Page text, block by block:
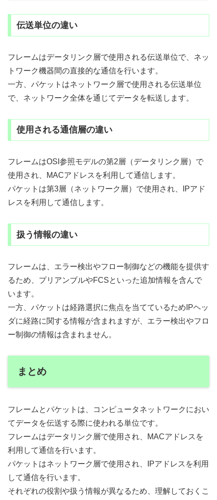
伝送単位の違い
フレームはデータリンク層で使用される伝送単位で、ネッ
トワーク機器間の直接的な通信を行います。
一方、パケットはネットワーク層で使用される伝送単位
で、ネットワーク全体を通じてデータを転送します。
使用される通信層の違い
フレームはOSI参照モデルの第2層（データリンク層）で
使用され、MACアドレスを利用して通信します。
パケットは第3層（ネットワーク層）で使用され、IPアド
レスを利用して通信します。
扱う情報の違い
フレームは、エラー検出やフロー制御などの機能を提供す
るため、プリアンブルやFCSといった追加情報を含んで
います。
一方、パケットは経路選択に焦点を当てているためIPヘッ
ダに経路に関する情報が含まれますが、エラー検出やフロ
ー制御の情報は含まれません。
まとめ
フレームとパケットは、コンピュータネットワークにおい
てデータを伝送する際に使われる単位です。
フレームはデータリンク層で使用され、MACアドレスを
利用して通信を行います。
パケットはネットワーク層で使用され、IPアドレスを利用
して通信を行います。
それぞれの役割や扱う情報が異なるため、理解しておくこ